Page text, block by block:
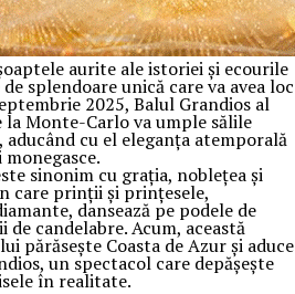
aurite ale istoriei și ecourile
splendoare unică care va avea loc
2025, Balul Grandios al
Monte-Carlo va umple sălile
cu el eleganța atemporală
sinonim cu grația, noblețea și
care prinții și prințesele,
dansează pe podele de
candelabre. Acum, această
părăsește Coasta de Azur și aduce
un spectacol care depășește
în realitate.